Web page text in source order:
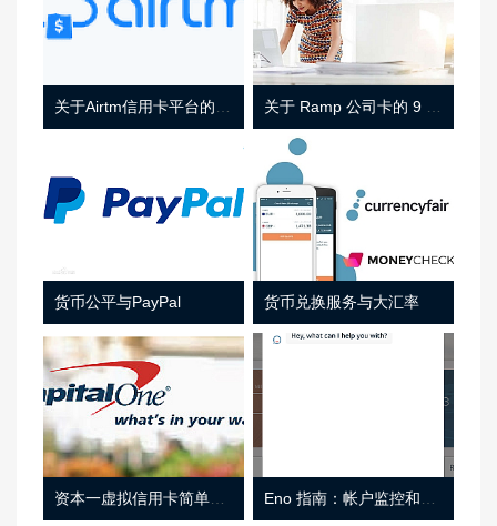
货币公平与PayPal 货币兑换服务与大汇率
资本一虚拟信用卡简单介绍